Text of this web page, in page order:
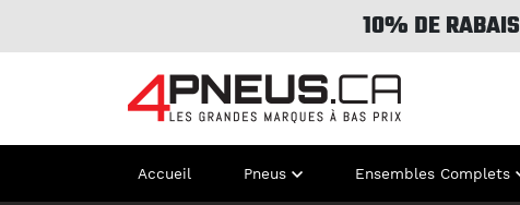
10% DE
Accueil Pneus Ensembles Complets